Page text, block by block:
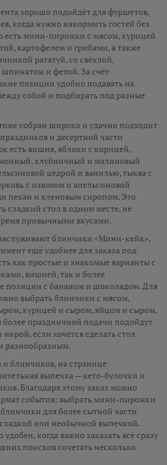
хорошо подойдёт для фуршетов,
когда нужно накормить гостей без
мини-пирожки с мясом, курицей
картофелем и грибами, а также
рататуй, со свёклой,
и фетой. За счёт
позиции удобно подавать на
собой и подбирать под разные
собран широко и удачно подходит
и десертной части
есть вишня, яблоки с корицей,
клубничный и малиновый
цедрой и ванилью, тыква с
с изюмом и апельсиновой
пекан и кленовым сиропом. Это
сладкий стол в одном месте, не
привычными вкусами.
блинчики «Мини-кейк»,
ещё удобнее для заказа под
как простые и знакомые варианты с
вишней, так и более
позиции с бананом и шоколадом. Для
выбрать блинчики с мясом,
курицей и сыром, яйцом и сыром,
праздничной подачи подойдут
если хочется сделать стол
разнообразным.
блинчиков, на странице
выпечка — кето-булочки и
Благодаря этому заказ можно
события: выбрать мини-пирожки
для более сытной части
или необычной выпечкой.
когда важно заказать всё сразу
поисков сочетать несколько